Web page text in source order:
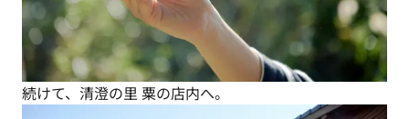
続けて、清澄の里 粟の店内へ。